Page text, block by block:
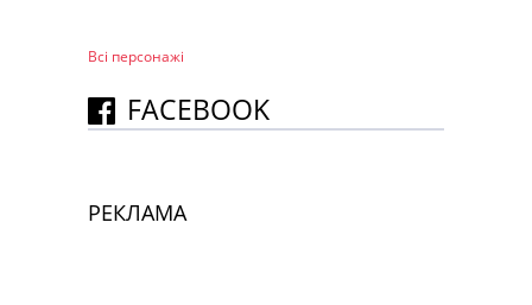
Всі персонажi
FACEBOOK
РЕКЛАМА